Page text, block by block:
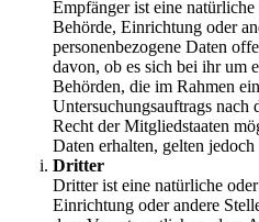
Empfänger ist eine
Behörde, Einrichtung oder
personenbezogene Daten
davon, ob es sich bei ihr um
Behörden, die im Rahmen
Untersuchungsauftrags nach
Recht der Mitgliedstaaten
Daten erhalten, gelten
Dritter
Dritter ist eine natürliche
Einrichtung oder andere